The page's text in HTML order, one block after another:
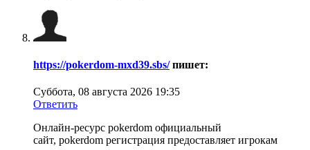
https://pokerdom-mxd39.sbs/ пишет:
Суббота, 08 августа 2026 19:35
Ответить
Онлайн-ресурс pokerdom официальный
сайт, pokerdom регистрация предоставляет игрокам